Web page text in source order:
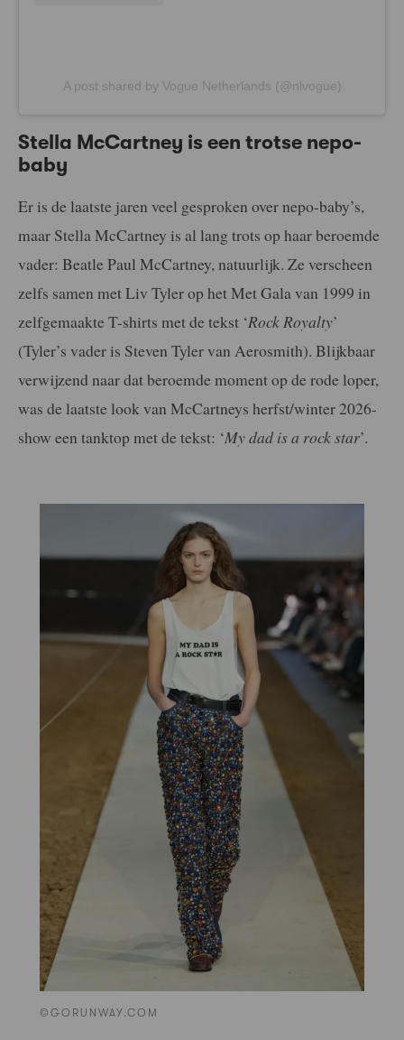
A post shared by Vogue Netherlands (@nlvogue)
Stella McCartney is een trotse nepo-
baby
Er is de laatste jaren veel gesproken over nepo-baby’s,
maar Stella McCartney is al lang trots op haar beroemde
vader: Beatle Paul McCartney, natuurlijk. Ze verscheen
zelfs samen met Liv Tyler op het Met Gala van 1999 in
zelfgemaakte T-shirts met de tekst ‘Rock Royalty’
(Tyler’s vader is Steven Tyler van Aerosmith). Blijkbaar
verwijzend naar dat beroemde moment op de rode loper,
was de laatste look van McCartneys herfst/winter 2026-
show een tanktop met de tekst: ‘My dad is a rock star’.
©GORUNWAY.COM